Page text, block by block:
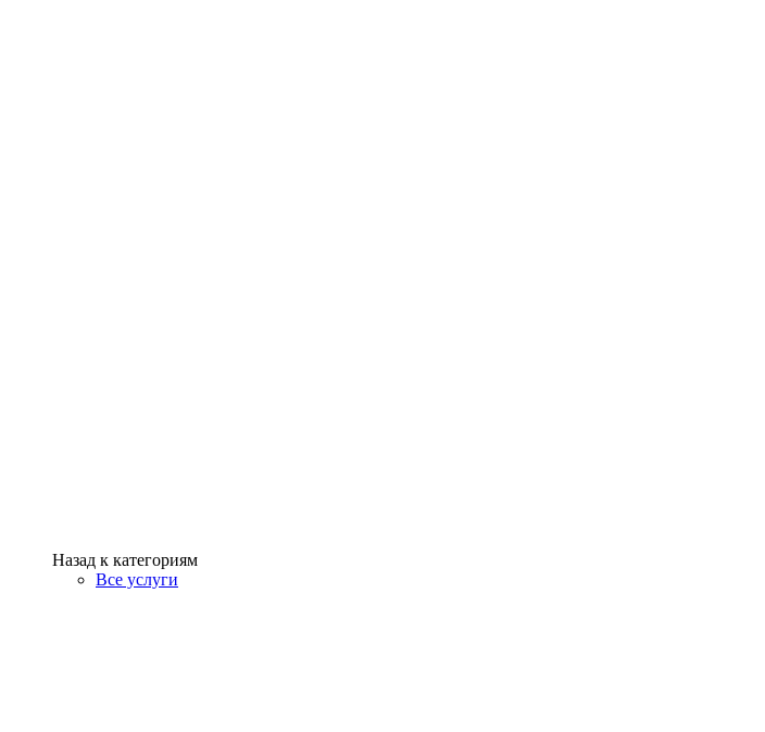
Назад к категориям
Все услуги